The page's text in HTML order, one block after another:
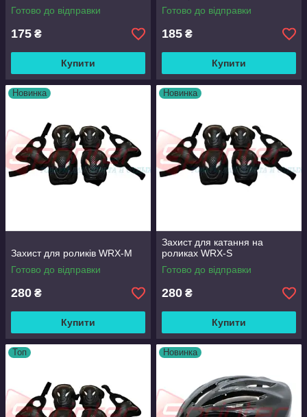
Готово до відправки
175 ₴
Купити
Готово до відправки
185 ₴
Купити
Новинка
Захист для роликів WRX-M
Готово до відправки
280 ₴
Купити
Новинка
Захист для катання на
роликах WRX-S
Готово до відправки
280 ₴
Купити
Топ Новинка